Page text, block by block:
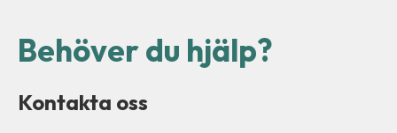
Behöver du hjälp?
Kontakta oss